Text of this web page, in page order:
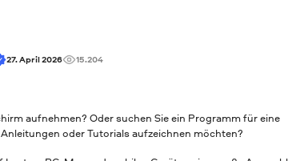
27. April 2026 15.204
aufnehmen? Oder suchen Sie ein Programm für eine
oder Tutorials aufzeichnen möchten?